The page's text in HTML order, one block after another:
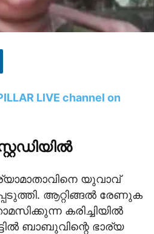
LIVE channel on
യുവാവ്
ആറ്റിങ്ങല്‍ രേണുക
കരിച്ചിയില്‍
ബാബുവിന്റെ ഭാര്യ